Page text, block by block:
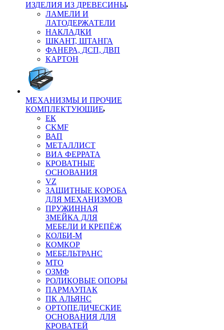
ИЗДЕЛИЯ ИЗ ДРЕВЕСИНЫ
ЛАМЕЛИ И
ЛАТОДЕРЖАТЕЛИ
НАКЛАДКИ
ШКАНТ, ШТАНГА
ФАНЕРА, ДСП, ДВП
КАРТОН
МЕХАНИЗМЫ И ПРОЧИЕ
КОМПЛЕКТУЮЩИЕ
ЕК
CKMF
ВАП
МЕТАЛЛИСТ
ВИА ФЕРРАТА
КРОВАТНЫЕ
ОСНОВАНИЯ
VZ
ЗАЩИТНЫЕ КОРОБА
ДЛЯ МЕХАНИЗМОВ
ПРУЖИННАЯ
ЗМЕЙКА ДЛЯ
МЕБЕЛИ И КРЕПЁЖ
КОЛБИ-М
КОМКОР
МЕБЕЛЬТРАНС
MTO
ОЗМФ
РОЛИКОВЫЕ ОПОРЫ
ПАРМАУПАК
ПК АЛЬЯНС
ОРТОПЕДИЧЕСКИЕ
ОСНОВАНИЯ ДЛЯ
КРОВАТЕЙ